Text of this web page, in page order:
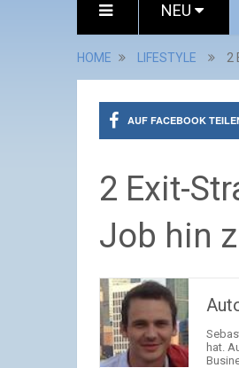
NEU
HOME LIFESTYLE 2
AUF FACEBOOK
2 Exit-
Job hin
hat.